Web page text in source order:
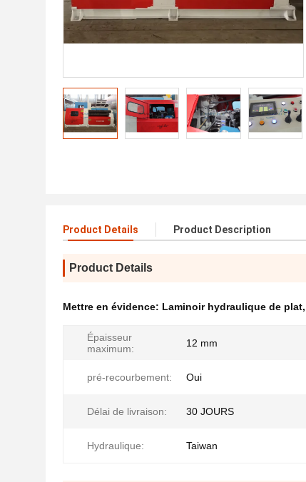
Product Details Product Description
Product Details
Mettre en évidence: Laminoir hydraulique de plat,
Épaisseur
maximum:
12 mm
pré-recourbement: Oui
Délai de livraison: 30 JOURS
Hydraulique: Taiwan